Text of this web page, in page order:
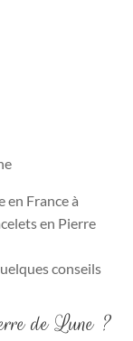
en France à
en Pierre
conseils
de Lune ?